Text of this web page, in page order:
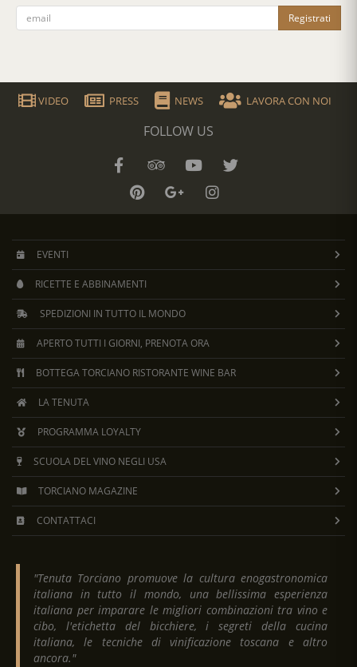
Registrati
VIDEO PRESS NEWS LAVORA CON NOI
FOLLOW US
EVENTI
RICETTE E ABBINAMENTI
SPEDIZIONI IN TUTTO IL MONDO
APERTO TUTTI I GIORNI, PRENOTA ORA
BOTTEGA TORCIANO RISTORANTE WINE BAR
LA TENUTA
PROGRAMMA LOYALTY
SCUOLA DEL VINO NEGLI USA
TORCIANO MAGAZINE
CONTATTACI
"Tenuta Torciano promuove la cultura enogastronomica
italiana in tutto il mondo, una bellissima esperienza
italiana per imparare le migliori combinazioni tra vino e
cibo, l'etichetta del bicchiere, i segreti della cucina
italiana, le tecniche di vinificazione toscana e altro
ancora."